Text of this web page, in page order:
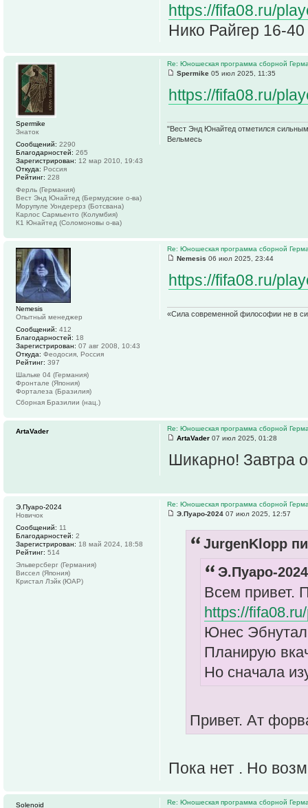
https://fifa08.ru/
Нико Райгер 16-
Re: Юношеская программа сборной
Spermike 05 июл 2025, 11:35
https://fifa08.ru/
"Вест Энд Юнайтед отметился сильным
Вельмесь
Spermike
Знаток
Сообщений: 2290
Благодарностей: 265
Зарегистрирован: 12 мар 2010, 19:43
Откуда: Россия
Рейтинг: 228
Ферль (Германия)
Вест Энд Юнайтед (Бермудские о-ва)
Морупуле Уондерерз (Ботсвана)
Карлос Сармьенто (Колумбия)
К1 Юнайтед (Соломоновы о-ва)
Re: Юношеская программа сборной
Nemesis 06 июл 2025, 23:44
https://fifa08.ru/
«Сила современной философии не в
Nemesis
Опытный менеджер
Сообщений: 412
Благодарностей: 18
Зарегистрирован: 07 авг 2008, 10:43
Откуда: Феодосия, Россия
Рейтинг: 397
Шальке 04 (Германия)
Фронтале (Япония)
Форталеза (Бразилия)
Сборная Бразилии (нац.)
Re: Юношеская программа сборной
ArtaVader 07 июл 2025, 01:28
Шикарно! Завтра
ArtaVader
Re: Юношеская программа сборной
Э.Пуаро-2024 07 июл 2025, 12:57
JurgenKlopp
Э.Пуаро-
Всем привет.
https://
Юнес
Планирую
Но сначала
Привет. Ат
Пока нет . Но
Э.Пуаро-2024
Новичок
Сообщений: 11
Благодарностей: 2
Зарегистрирован: 18 май 2024, 18:58
Рейтинг: 514
Эльверсберг (Германия)
Виссел (Япония)
Кристал Лэйк (ЮАР)
Re: Юношеская программа сборной
Solenoid